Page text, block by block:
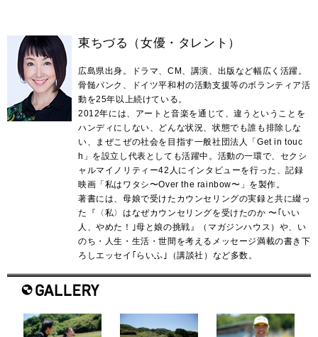
東ちづる（女優・タレント）
広島県出身。ドラマ、CM、講演、出版など幅広く活躍。
骨髄バンク、ドイツ平和村の活動支援等のボランティア活
動を25年以上続けている。
2012年には、アートと音楽を通じて、違うということを
ハンディにしない、どんな状況、状態でも誰も排除しな
い、まぜこぜの社会を目指す一般社団法人「Get in touc
h」を設立し代表としても活躍中。活動の一環で、セクシ
ャルマイノリティー42人にインタビューを行った、記録
映画「私はワタシ〜Over the rainbow〜」を製作。
著書には、母娘で受けたカウンセリングの実録と共に綴っ
た『〈私〉はなぜカウンセリングを受けたのか 〜｢いい
人、やめた！｣母と娘の挑戦』（マガジンハウス）や、い
のち・人生・生活・世間を考えるメッセージ満載の書き下
ろしエッセイ｢らいふ｣（講談社）など多数。